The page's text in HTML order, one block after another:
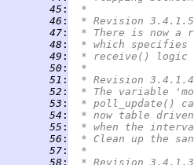
  45
:
*
  46
:
* Revision
  47
:
* There is now a
  48
:
* which specifies
  49
:
* receive() logic
  50
:
*
  51
:
* Revision
  52
:
* The variable
  53
:
* poll_update()
  54
:
* now table
  55
:
* when the
  56
:
* Clean up the
  57
:
*
  58
:
* Revision